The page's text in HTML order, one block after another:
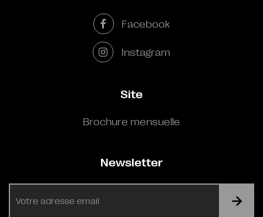
Facebook
Instagram
Site
Brochure mensuelle
Newsletter